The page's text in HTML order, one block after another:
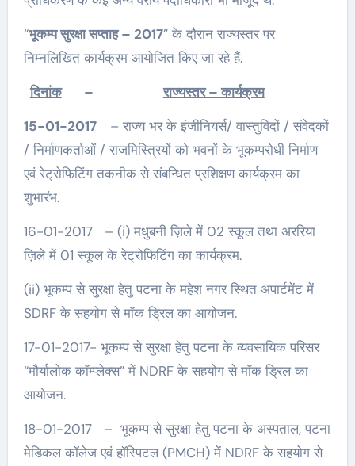
“भूकम्प सुरक्षा सप्ताह – 2017” के दौरान राज्यस्तर पर
निम्नलिखित कार्यक्रम आयोजित किए जा रहे हैं.
दिनांक–राज्यस्तर – कार्यक्रम
15-01-2017
– राज्य भर के इंजीनियर्स/ वास्तुविदों / संवेदकों
/ निर्माणकर्ताओं / राजमिस्त्रियों को भवनों के भूकम्परोधी निर्माण
एवं रेट्रोफिटिंग तकनीक से संबन्धित प्रशिक्षण कार्यक्रम का
शुभारंभ.
16-01-2017 – (i) मधुबनी ज़िले में 02 स्कूल तथा अररिया
ज़िले में 01 स्कूल के रेट्रोफिटिंग का कार्यक्रम.
(ii) भूकम्प से सुरक्षा हेतु पटना के महेश नगर स्थित अपार्टमेंट में
SDRF के सहयोग से मॉक ड्रिल का आयोजन.
17-01-2017- भूकम्प से सुरक्षा हेतु पटना के व्यवसायिक परिसर
“मौर्यालोक कॉम्प्लेक्स” में NDRF के सहयोग से मॉक ड्रिल का
आयोजन.
18-01-2017 – भूकम्प से सुरक्षा हेतु पटना के अस्पताल, पटना
मेडिकल कॉलेज एवं हॉस्पिटल (PMCH) में NDRF के सहयोग से